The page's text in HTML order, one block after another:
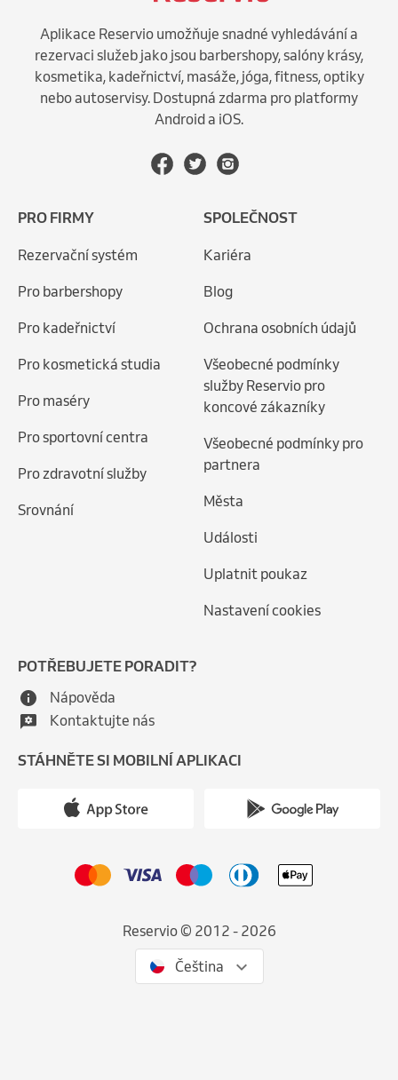
Aplikace Reservio umožňuje snadné vyhledávání a
rezervaci služeb jako jsou barbershopy, salóny krásy,
kosmetika, kadeřnictví, masáže, jóga, fitness, optiky
nebo autoservisy. Dostupná zdarma pro platformy
Android a iOS.
PRO FIRMY
Rezervační systém
Pro barbershopy
Pro kadeřnictví
Pro kosmetická studia
Pro maséry
Pro sportovní centra
Pro zdravotní služby
Srovnání
SPOLEČNOST
Kariéra
Blog
Ochrana osobních údajů
Všeobecné podmínky
služby Reservio pro
koncové zákazníky
Všeobecné podmínky pro
partnera
Města
Události
Uplatnit poukaz
Nastavení cookies
POTŘEBUJETE PORADIT?
Nápověda
Kontaktujte nás
STÁHNĚTE SI MOBILNÍ APLIKACI
Reservio © 2012 - 2026
Čeština